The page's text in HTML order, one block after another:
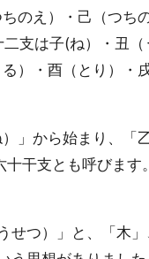
のえ）・己（つち
支は子(ね）・丑（
）・酉（とり）・
」から始まり、「乙
干支とも呼びます
つ）」と、「木」